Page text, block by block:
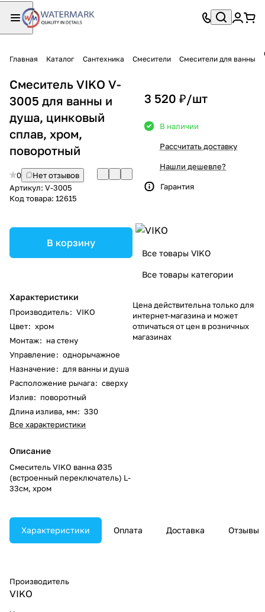
Главная Каталог Сантехника Смесители Смесители для ванны
Смеситель VIKO V-
3005 для ванны и
душа, цинковый
сплав, хром,
поворотный
0
Нет отзывов
Артикул: V-3005
Код товара: 12615
В корзину
Характеристики
Производитель: VIKO
Цвет: хром
Монтаж: на стену
Управление: однорычажное
Назначение: для ванны и душа
Расположение рычага: сверху
Излив: поворотный
Длина излива, мм: 330
Все характеристики
Описание
Смеситель VIKO ванна Ø35
(встроенный переключатель) L-
33см, хром
3 520 ₽/шт
В наличии
Рассчитать доставку
Нашли дешевле?
Гарантия
Все товары VIKO
Все товары категории
Цена действительна только для
интернет-магазина и может
отличаться от цен в розничных
магазинах
Характеристики Оплата Доставка Отзывы
Производитель
VIKO